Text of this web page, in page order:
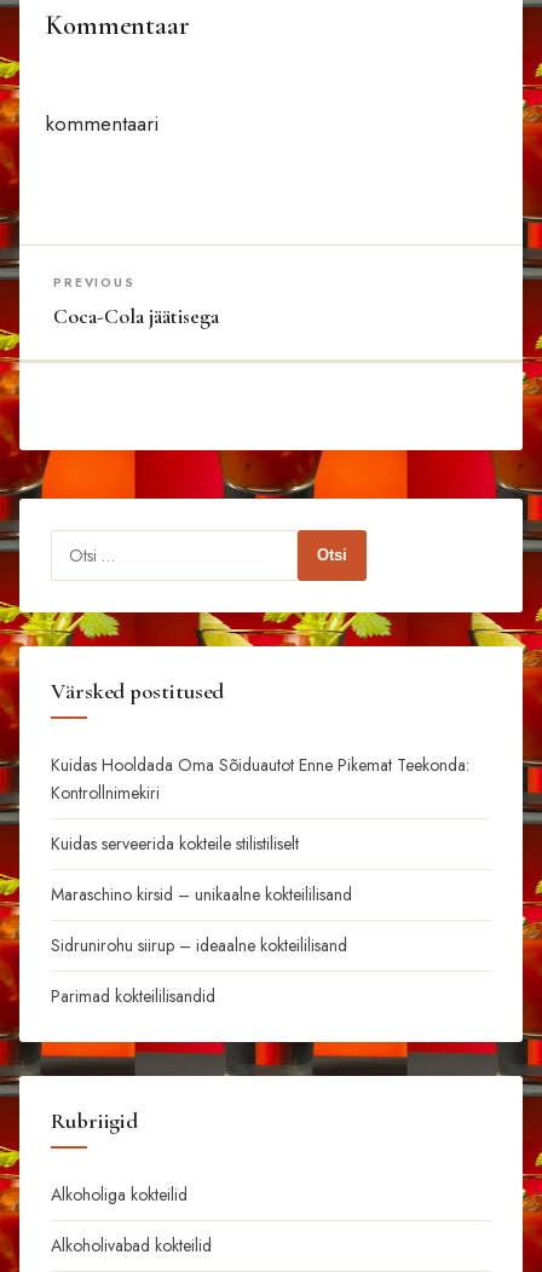
Kommentaar
kommentaari
PREVIOUS
Coca-Cola jäätisega
Otsi:
Värsked postitused
Kuidas Hooldada Oma Sõiduautot Enne Pikemat Teekonda:
Kontrollnimekiri
Kuidas serveerida kokteile stilistiliselt
Maraschino kirsid – unikaalne kokteililisand
Sidrunirohu siirup – ideaalne kokteililisand
Parimad kokteililisandid
Rubriigid
Alkoholiga kokteilid
Alkoholivabad kokteilid